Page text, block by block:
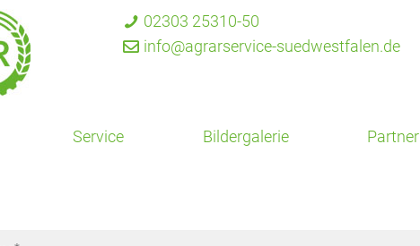
02303 25310-50
info@agrarservice-suedwestfalen.de
Service Bildergalerie Partner